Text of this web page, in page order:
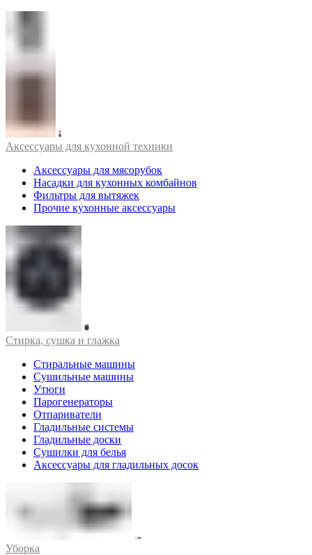
Аксессуары для кухонной техники
Аксессуары для мясорубок
Насадки для кухонных комбайнов
Фильтры для вытяжек
Прочие кухонные аксессуары
Стирка, сушка и глажка
Стиральные машины
Сушильные машины
Утюги
Парогенераторы
Отпариватели
Гладильные системы
Гладильные доски
Сушилки для белья
Аксессуары для гладильных досок
Уборка